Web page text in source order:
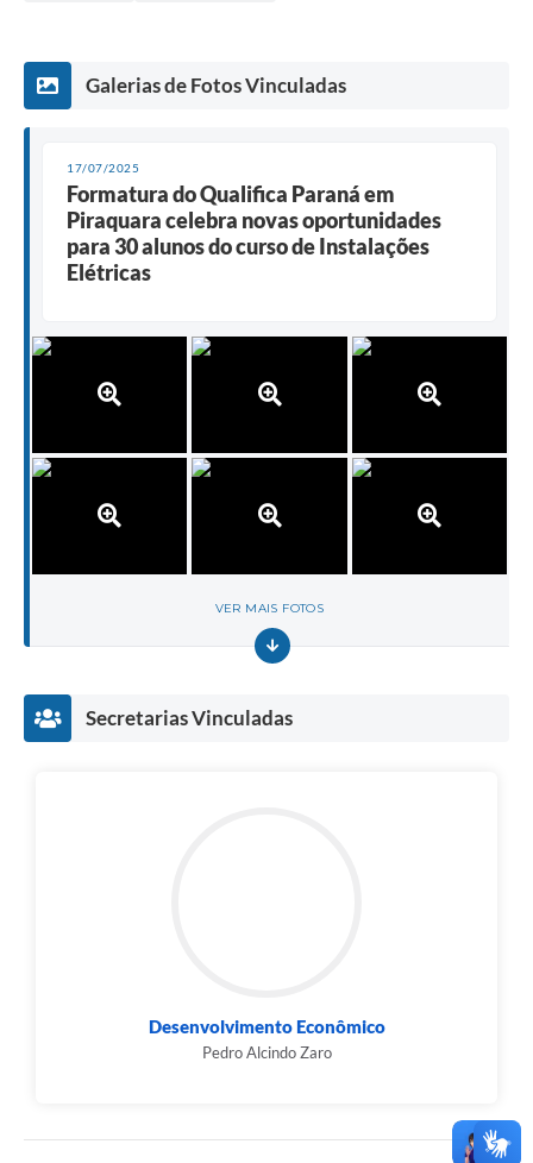
Galerias de Fotos Vinculadas
17/07/2025
Formatura do Qualifica Paraná em
Piraquara celebra novas oportunidades
para 30 alunos do curso de Instalações
Elétricas
VER MAIS FOTOS
Secretarias Vinculadas
Desenvolvimento Econômico
Pedro Alcindo Zaro